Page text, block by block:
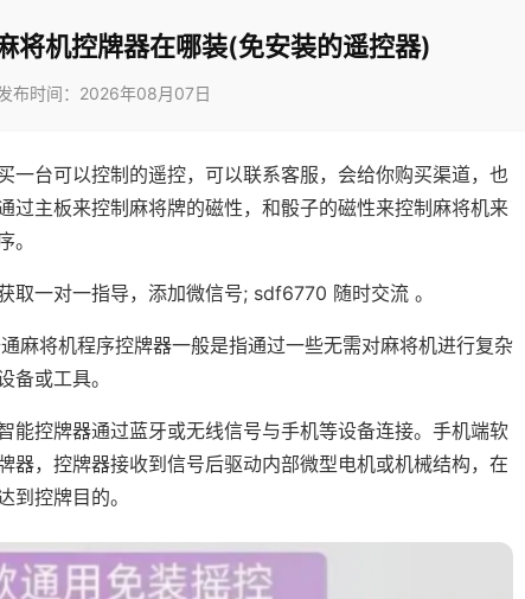
将机控牌器在哪装(免安装的遥控器)
布时间：2026年08月07日
一台可以控制的遥控，可以联系客服，会给你购买渠道，也
过主板来控制麻将牌的磁性，和骰子的磁性来控制麻将机来
。
取一对一指导，添加微信号; sdf6770 随时交流 。
麻将机程序控牌器一般是指通过一些无需对麻将机进行复杂
备或工具。
能控牌器通过蓝牙或无线信号与手机等设备连接。手机端软
器，控牌器接收到信号后驱动内部微型电机或机械结构，在
到控牌目的。